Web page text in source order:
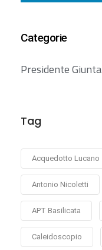
Categorie
Presidente Giunta
Tag
Acquedotto Lucano
Antonio Nicoletti
APT Basilicata
Caleidoscopio